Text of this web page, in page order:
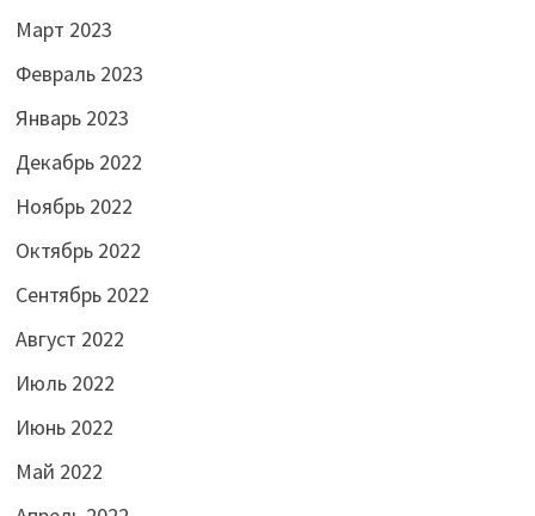
Март 2023
Февраль 2023
Январь 2023
Декабрь 2022
Ноябрь 2022
Октябрь 2022
Сентябрь 2022
Август 2022
Июль 2022
Июнь 2022
Май 2022